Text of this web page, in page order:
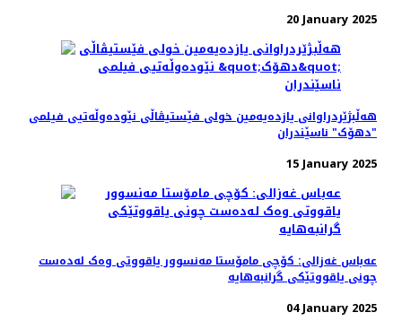
20 January 2025
هه‌ڵبژێردراوانی یازده‌یه‌مین خولی فێستیڤاڵی نێودەوڵەتیی فیلمی
"دهۆک" ناسێندران
15 January 2025
عەباس غەزالی: کۆچی مامۆستا مه‌نسوور یاقووتی وه‌ک له‌ده‌ست
چونی یاقووتێکی گرانبه‌هایه
04 January 2025